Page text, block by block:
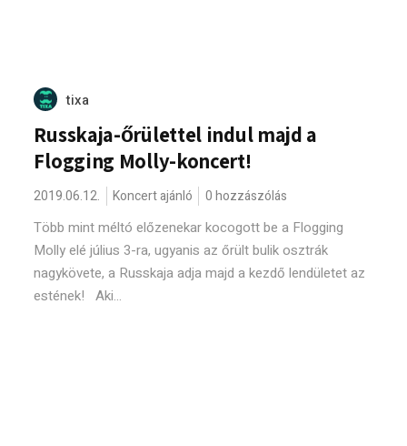
tixa
Russkaja-őrülettel indul majd a
Flogging Molly-koncert!
2019.06.12. Koncert ajánló 0 hozzászólás
Több mint méltó előzenekar kocogott be a Flogging
Molly elé július 3-ra, ugyanis az őrült bulik osztrák
nagykövete, a Russkaja adja majd a kezdő lendületet az
estének! Aki...